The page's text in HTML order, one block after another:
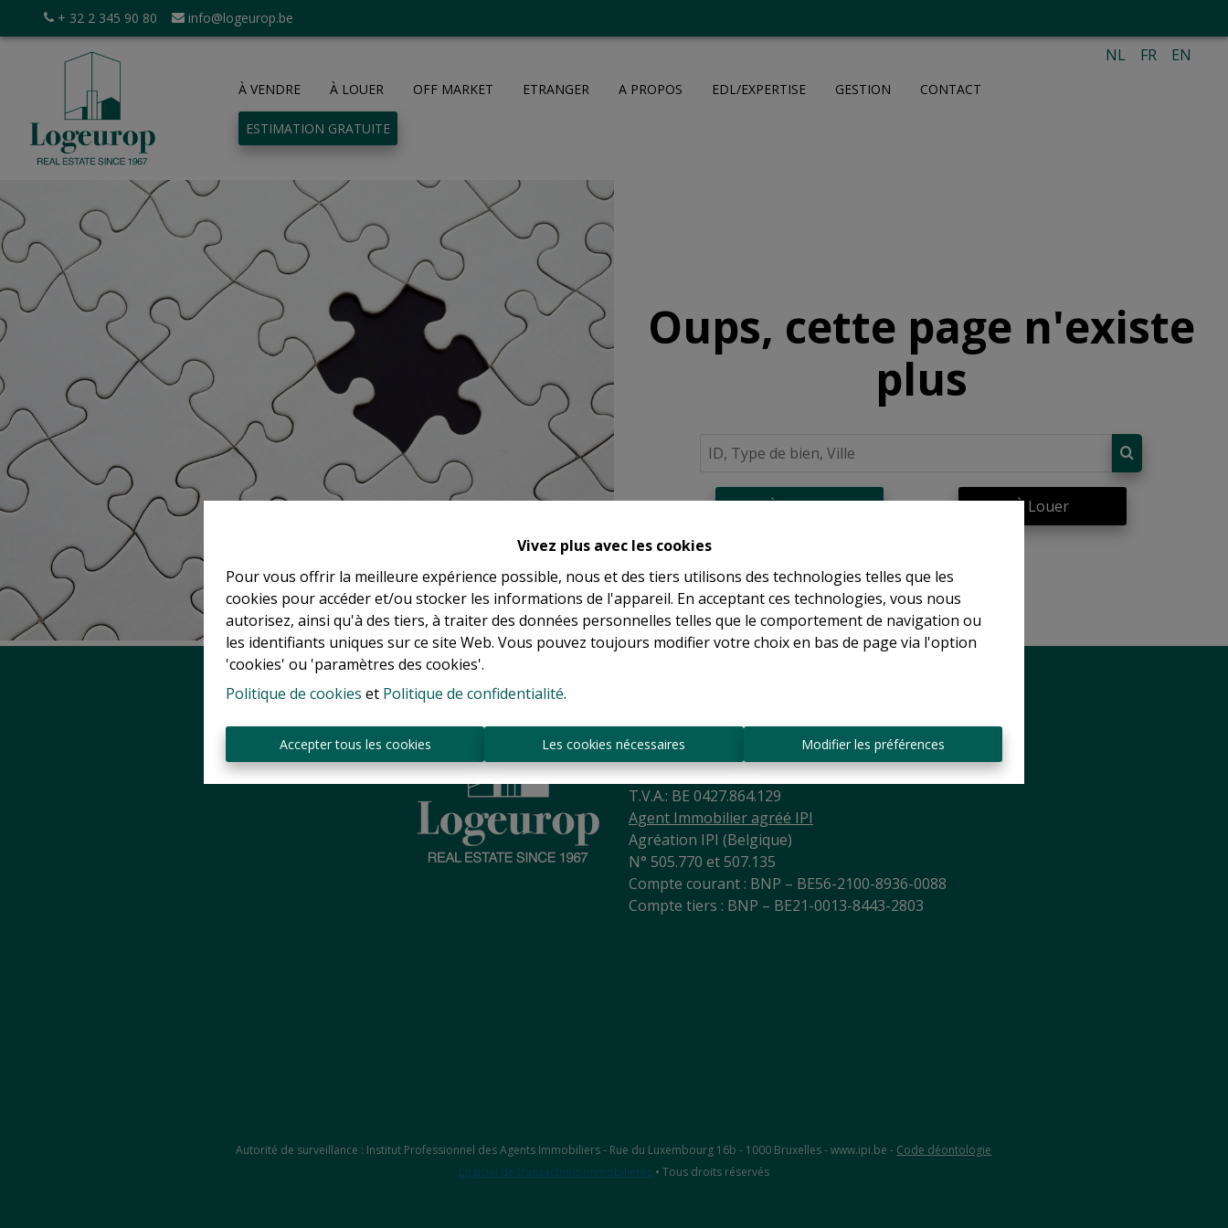
Vivez plus avec les cookies
Pour vous offrir la meilleure expérience possible, nous et des tiers utilisons des technologies telles que les
cookies pour accéder et/ou stocker les informations de l'appareil. En acceptant ces technologies, vous nous
autorisez, ainsi qu'à des tiers, à traiter des données personnelles telles que le comportement de navigation ou
les identifiants uniques sur ce site Web. Vous pouvez toujours modifier votre choix en bas de page via l'option
'cookies' ou 'paramètres des cookies'.
Politique de cookies et Politique de confidentialité.
Accepter tous les cookies Les cookies nécessaires Modifier les préférences
+ 32 2 345 90 80 info@logeurop.be
À VENDRE À LOUER OFF MARKET ETRANGER A PROPOS EDL/EXPERTISE GESTION CONTACT
ESTIMATION GRATUITE
NL FR EN
Oups, cette page n'existe
plus
À Vendre À Louer
3090 Overijse
Tél:+ 32 2 345 90 80
Mail:info@logeurop.be
T.V.A.: BE 0427.864.129
Agent Immobilier agréé IPI
Agréation IPI (Belgique)
N° 505.770 et 507.135
Compte courant : BNP – BE56-2100-8936-0088
Compte tiers : BNP – BE21-0013-8443-2803
Autorité de surveillance : Institut Professionnel des Agents Immobiliers - Rue du Luxembourg 16b - 1000 Bruxelles - www.ipi.be - Code déontologie
Logiciel de transactions immobilières• Tous droits réservés